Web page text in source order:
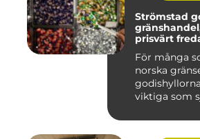
Strömstad
prisvärt
För många
norska
viktiga som